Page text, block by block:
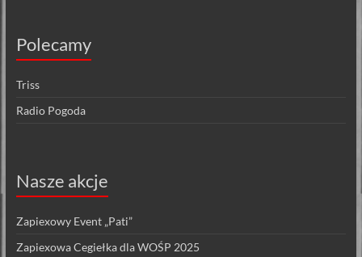
Polecamy
Triss
Radio Pogoda
Nasze akcje
Zapiexowy Event „Pati”
Zapiexowa Cegiełka dla WOŚP 2025